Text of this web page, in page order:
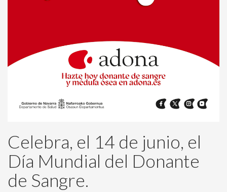
Celebra, el 14 de junio, el
Día Mundial del Donante
de Sangre.